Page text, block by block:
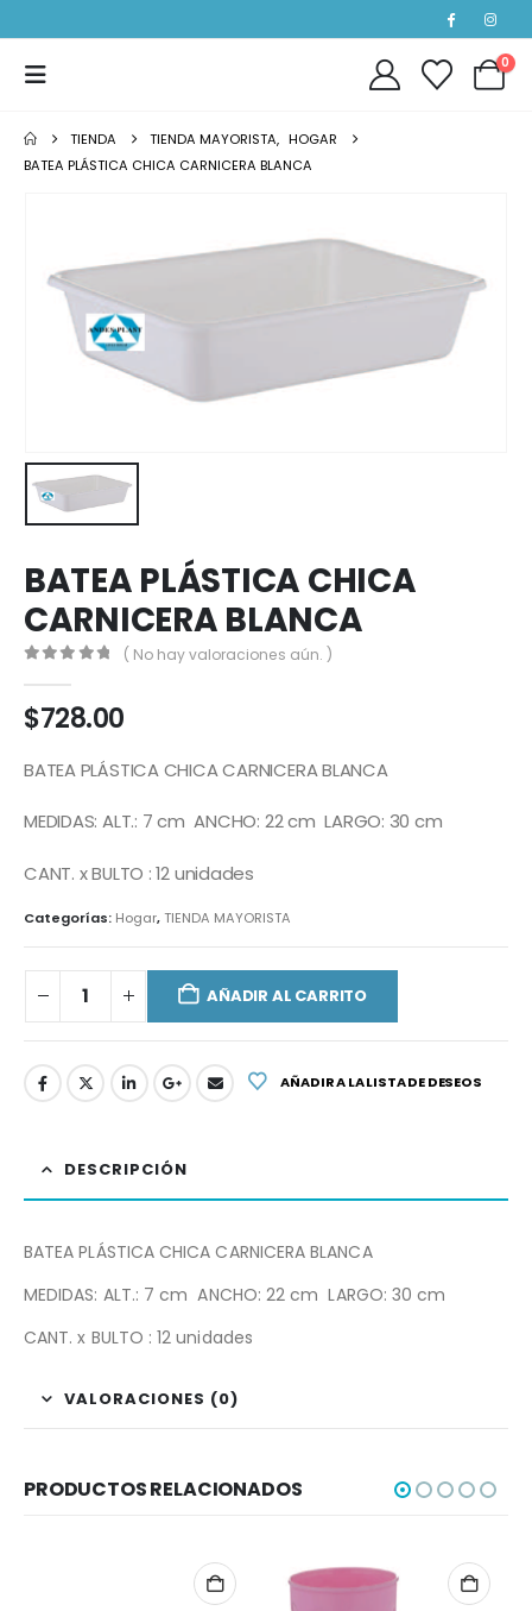
0
TIENDA TIENDA MAYORISTA, HOGAR
BATEA PLÁSTICA CHICA CARNICERA BLANCA
BATEA PLÁSTICA CHICA
CARNICERA BLANCA
( No hay valoraciones aún. )
$728.00
BATEA PLÁSTICA CHICA CARNICERA BLANCA
MEDIDAS: ALT.: 7 cm ANCHO: 22 cm LARGO: 30 cm
CANT. x BULTO : 12 unidades
Categorías: Hogar,TIENDA MAYORISTA
AÑADIR AL CARRITO
AÑADIR A LA LISTA DE DESEOS
DESCRIPCIÓN
BATEA PLÁSTICA CHICA CARNICERA BLANCA
MEDIDAS: ALT.: 7 cm ANCHO: 22 cm LARGO: 30 cm
CANT. x BULTO : 12 unidades
VALORACIONES (0)
PRODUCTOS RELACIONADOS